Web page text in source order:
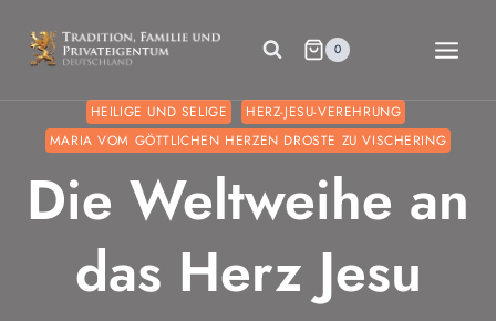
Inhalt
springen
0
HEILIGE UND SELIGE
HERZ-JESU-VEREHRUNG
MARIA VOM GÖTTLICHEN HERZEN DROSTE ZU VISCHERING
Die Weltweihe an
das Herz Jesu